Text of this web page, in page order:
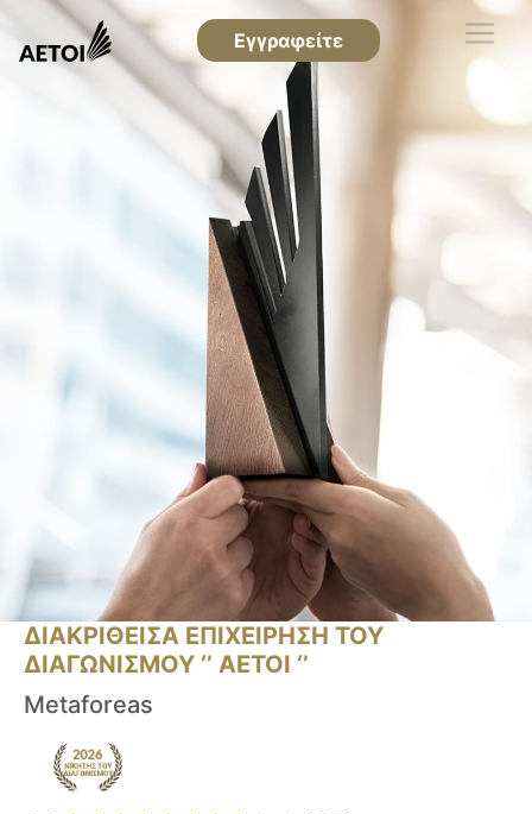
Εγγραφείτε
ΔΙΑΚΡΙΘΕΙΣΑ ΕΠΙΧΕΙΡΗΣΗ ΤΟΥ
ΔΙΑΓΩΝΙΣΜΟΥ ‘’ ΑΕΤΟΙ ‘’
Metaforeas